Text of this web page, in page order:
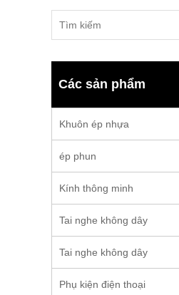
Các sản phẩm
Khuôn ép nhựa
ép phun
Kính thông minh
Tai nghe không dây
Tai nghe không dây
Phụ kiện điện thoại